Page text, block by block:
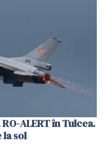
ALERT în Tulcea.
la sol